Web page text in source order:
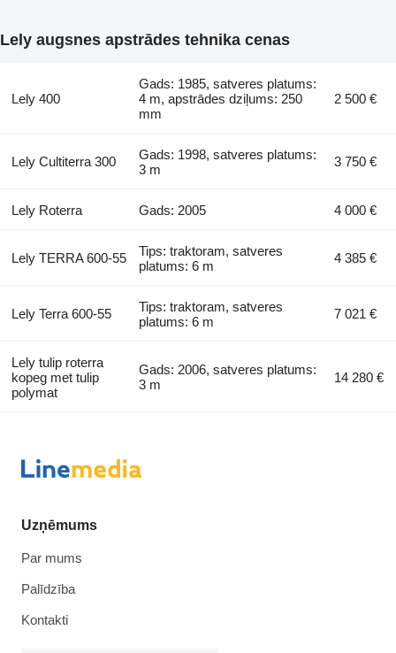
Lely augsnes apstrādes tehnika cenas
Lely 400
Gads: 1985, satveres platums:
4 m, apstrādes dziļums: 250
mm
2 500 €
Lely Cultiterra 300
Gads: 1998, satveres platums:
3 m
3 750 €
Lely Roterra Gads: 2005 4 000 €
Lely TERRA 600-55
Tips: traktoram, satveres
platums: 6 m
4 385 €
Lely Terra 600-55
Tips: traktoram, satveres
platums: 6 m
7 021 €
Lely tulip roterra
kopeg met tulip
polymat
Gads: 2006, satveres platums:
3 m
14 280 €
Uzņēmums
Par mums
Palīdzība
Kontakti